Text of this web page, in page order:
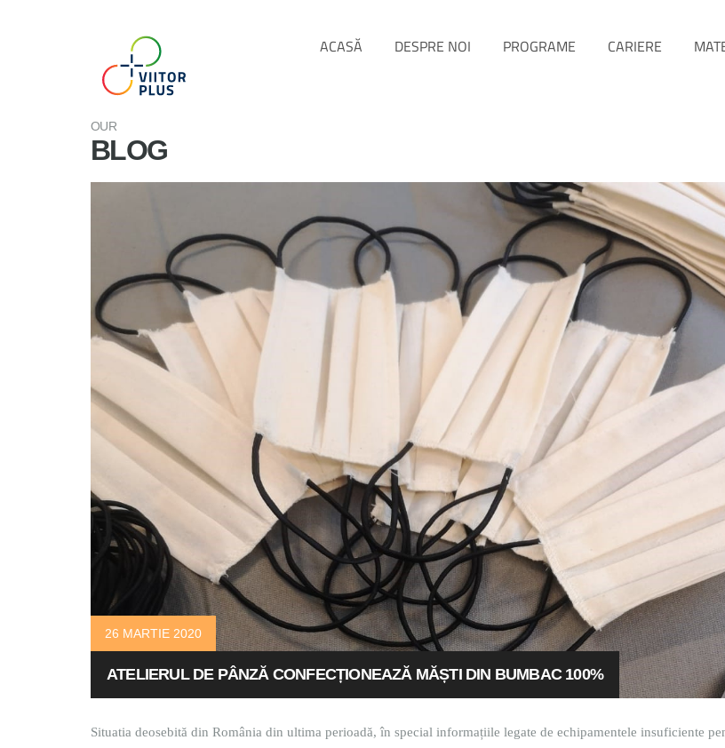
ACASĂ DESPRE NOI PROGRAME CARIERE
OUR
BLOG
26 MARTIE 2020
ATELIERUL DE PÂNZĂ CONFECȚIONEAZĂ MĂȘTI DIN BUMBAC 100%
Situatia deosebită din România din ultima perioadă, în special informațiile legate de echipamentele insuficiente